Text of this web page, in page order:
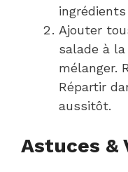
Ajouter
salade à
mélanger.
Répartir
aussitôt.
Astuces &